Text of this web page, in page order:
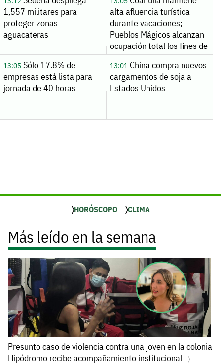
1,557 militares para
proteger zonas
aguacateras
alta afluencia turística
durante vacaciones;
Pueblos Mágicos alcanzan
ocupación total los fines de
semana
13:05Sólo 17.8% de
empresas está lista para
jornada de 40 horas
13:01 China compra nuevos
cargamentos de soja a
Estados Unidos
HORÓSCOPO CLIMA
Más leído en la semana
Presunto caso de violencia contra una joven en la colonia
Hipódromo recibe acompañamiento institucional